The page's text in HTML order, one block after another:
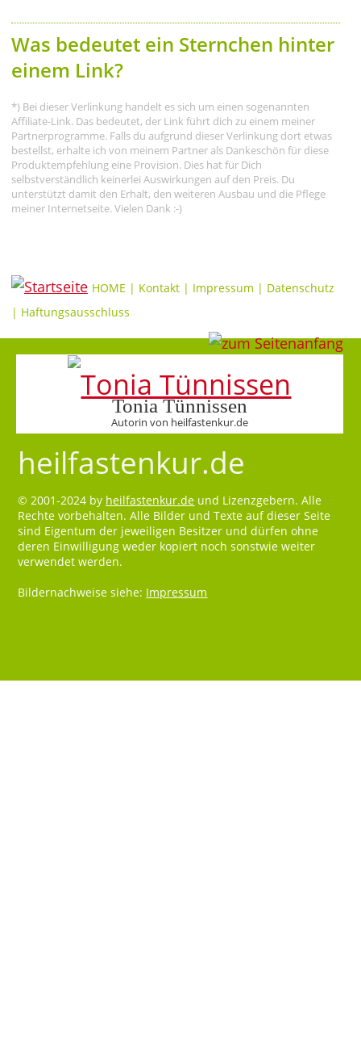
Was bedeutet ein Sternchen hinter
einem Link?
*) Bei dieser Verlinkung handelt es sich um einen sogenannten
Affiliate-Link. Das bedeutet, der Link führt dich zu einem meiner
Partnerprogramme. Falls du aufgrund dieser Verlinkung dort etwas
bestellst, erhalte ich von meinem Partner als Dankeschön für diese
Produktempfehlung eine Provision. Dies hat für Dich
selbstverständlich keinerlei Auswirkungen auf den Preis. Du
unterstützt damit den Erhalt, den weiteren Ausbau und die Pflege
meiner Internetseite. Vielen Dank :-)
HOME | Kontakt | Impressum | Datenschutz
| Haftungsausschluss
Tonia Tünnissen
Autorin von heilfastenkur.de
heilfastenkur.de
© 2001-2024 by heilfastenkur.de und Lizenzgebern. Alle
Rechte vorbehalten. Alle Bilder und Texte auf dieser Seite
sind Eigentum der jeweiligen Besitzer und dürfen ohne
deren Einwilligung weder kopiert noch sonstwie weiter
verwendet werden.
Bildernachweise siehe: Impressum